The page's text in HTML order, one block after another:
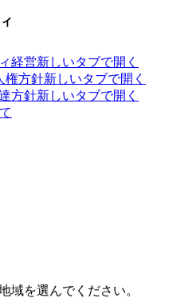
経営新しいタブで開く
権方針新しいタブで開く
方針新しいタブで開く
域を選んでください。